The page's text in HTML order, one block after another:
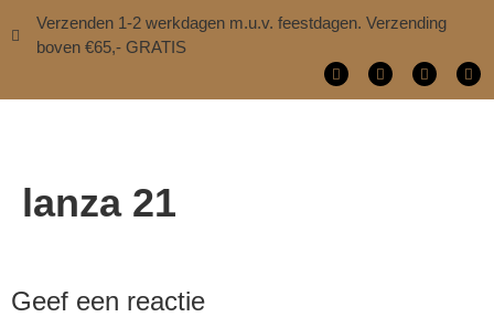
Verzenden 1-2 werkdagen m.u.v. feestdagen. Verzending
boven €65,- GRATIS
lanza 21
Geef een reactie